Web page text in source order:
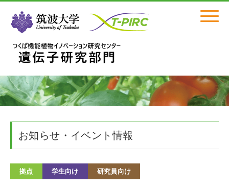
Click
お知らせ・イベント情報
拠点 学生向け 研究員向け